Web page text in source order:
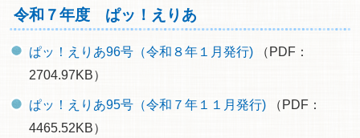
令和７年度 ぱッ！えりあ
ぱッ！えりあ96号（令和８年１月発行)（PDF：
2704.97KB）
ぱッ！えりあ95号（令和７年１１月発行)（PDF：
4465.52KB）